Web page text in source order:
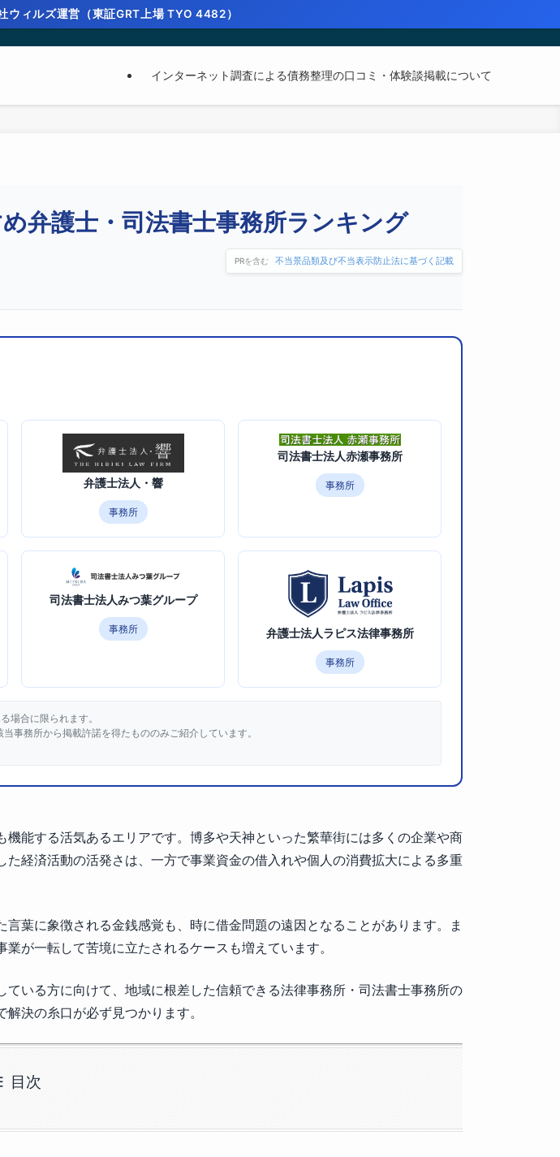
ウィルズ運営（東証GRT上場 TYO 4482）
インターネット調査による債務整理の口コミ・体験談掲載について
弁護士・司法書士事務所ランキング
PRを含む 不当景品類及び不当表示防止法に基づく記載
弁護士法人・響
事務所
司法書士法人赤瀬事務所
事務所
司法書士法人みつ葉グループ
事務所 弁護士法人ラピス法律事務所
事務所
場合に限られます。
事務所から掲載許諾を得たもののみご紹介しています。
能する活気あるエリアです。博多や天神といった繁華街には多くの企業や商
経済活動の活発さは、一方で事業資金の借入れや個人の消費拡大による多重
葉に象徴される金銭感覚も、時に借金問題の遠因となることがあります。ま
が一転して苦境に立たされるケースも増えています。
いる方に向けて、地域に根差した信頼できる法律事務所・司法書士事務所の
決の糸口が必ず見つかります。
目次